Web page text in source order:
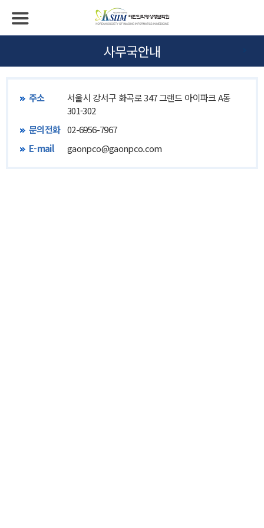
사무국안내
주소
서울시 강서구 화곡로 347 그랜드 아이파크 A동
301-302
문의전화 02-6956-7967
E-mail
gaonpco@gaonpco.com